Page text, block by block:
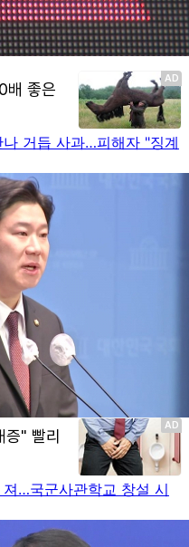
거듭 사과…피해자 "징계
…국군사관학교 창설 시